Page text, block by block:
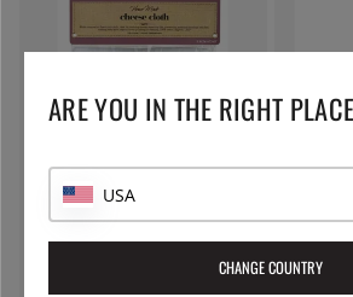
KITCHEN CRAFT
Płótno do sera, do odciskania -
Kitchen Craft
Garnek
z
227 zł
ARE YOU IN THE RIGHT
USA
CHANGE COUNTRY